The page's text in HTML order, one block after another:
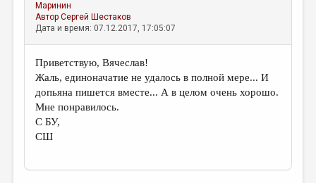
Маринин
АвторСергей Шестаков
Дата и время: 07.12.2017, 17:05:07
Приветствую, Вячеслав!
Жаль, единоначатие не удалось в полной мере... И
допьяна пишется вместе... А в целом очень хорошо.
Мне понравилось.
С БУ,
СШ